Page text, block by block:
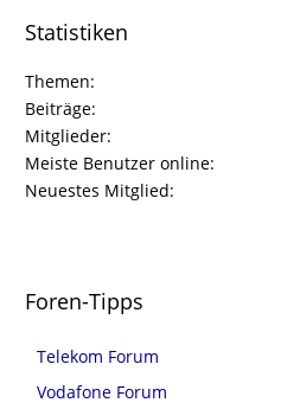
Statistiken
Themen
Beiträge
Mitglieder
Meiste Benutzer online
Neuestes Mitglied
Foren-Tipps
Telekom Forum
Vodafone Forum